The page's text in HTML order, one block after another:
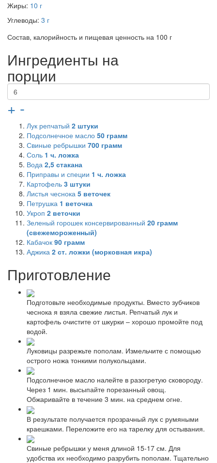
Жиры: 10 г
Углеводы: 3 г
Состав, калорийность и пищевая ценность на 100 г
Ингредиенты на
порции
+ -
Лук репчатый 2 штуки
Подсолнечное масло 50 грамм
Свиные ребрышки 700 грамм
Соль 1 ч. ложка
Вода 2,5 стакана
Приправы и специи 1 ч. ложка
Картофель 3 штуки
Листья чеснока 5 веточек
Петрушка 1 веточка
Укроп 2 веточки
Зеленый горошек консервированный 20 грамм
(свежемороженный)
Кабачок 90 грамм
Аджика 2 ст. ложки (морковная икра)
Приготовление
Подготовьте необходимые продукты. Вместо зубчиков
чеснока я взяла свежие листья. Репчатый лук и
картофель очистите от шкурки – хорошо промойте под
водой.
Луковицы разрежьте пополам. Измельчите с помощью
острого ножа тонкими полукольцами.
Подсолнечное масло налейте в разогретую сковороду.
Через 1 мин. высыпайте порезанный овощ.
Обжаривайте в течение 3 мин. на среднем огне.
В результате получается прозрачный лук с румяными
краешками. Переложите его на тарелку для остывания.
Свиные ребрышки у меня длиной 15-17 см. Для
удобства их необходимо разрубить пополам. Тщательно